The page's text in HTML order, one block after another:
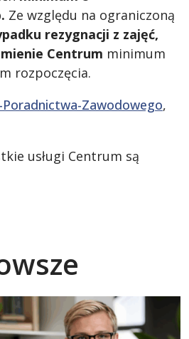
Ze względu na ograniczoną
rezygnacji z zajęć,
Centrum minimum
rozpoczęcia.
Zawodowego,
usługi Centrum są